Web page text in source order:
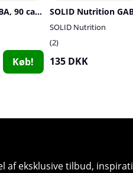
4 x SOLID Nutrition GABA, 90 caps
Køb!
SOLID Nutrition
SOLID Nutrition
2
135 DKK
eksklusive tilbud,